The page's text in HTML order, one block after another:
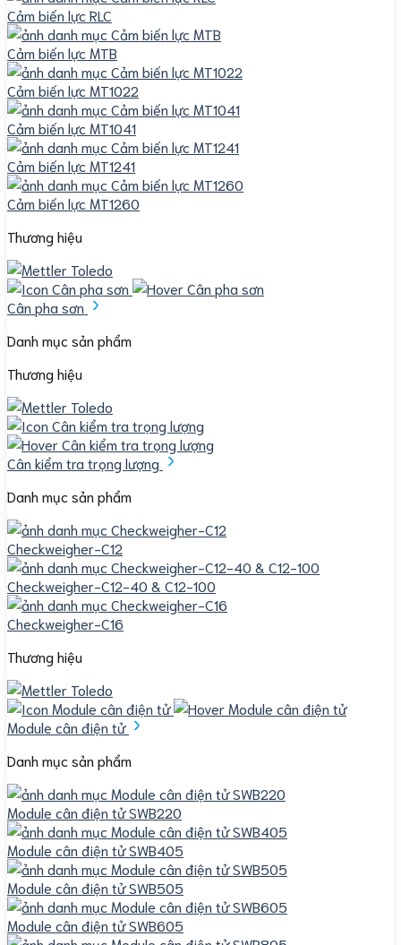
Cảm biến lực RLC
Cảm biến lực MTB
Cảm biến lực MT1022
Cảm biến lực MT1041
Cảm biến lực MT1241
Cảm biến lực MT1260
Thương hiệu
Cân pha sơn
Danh mục sản phẩm
Thương hiệu
Cân kiểm tra trọng lượng
Danh mục sản phẩm
Checkweigher-C12
Checkweigher-C12-40 & C12-100
Checkweigher-C16
Thương hiệu
Module cân điện tử
Danh mục sản phẩm
Module cân điện tử SWB220
Module cân điện tử SWB405
Module cân điện tử SWB505
Module cân điện tử SWB605